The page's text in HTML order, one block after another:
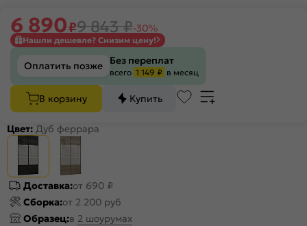
6 890₽9 843₽-30%
Нашли дешевле? Снизим цену!
Оплатить позже Без переплат
всего 1 149 ₽ в месяц
В корзину Купить
Цвет: Дуб феррара
Доставка:от 690 ₽
Сборка:от 2 200 руб
Образец:в 2 шоурумах